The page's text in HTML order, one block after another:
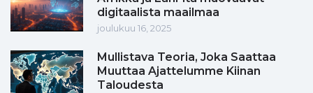
digitaalista maailmaa
joulukuu 16, 2025
Mullistava Teoria, Joka Saattaa
Muuttaa Ajattelumme Kiinan
Taloudesta